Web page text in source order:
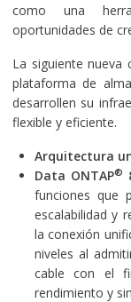
como una
oportunidades de
La siguiente
plataforma de
desarrollen su
flexible y eficiente.
Arquitectura
Data ONTAP®
funciones que
escalabilidad y
la conexión
niveles al
cable con el
rendimiento y